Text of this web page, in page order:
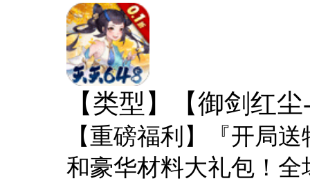
【类型】【御剑红
【重磅福利】『开局
和豪华材料大礼包！全